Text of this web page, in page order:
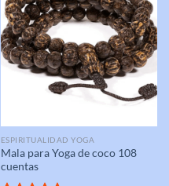
ESPIRITUALIDAD YOGA
Mala para Yoga de coco 108
cuentas